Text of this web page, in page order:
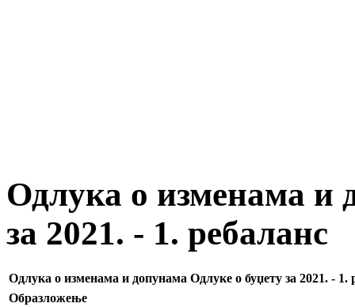
Одлука о изменама и
за 2021. - 1. ребаланс
Одлука о изменама и допунама Одлуке о буџету за 2021. - 1.
Образложење